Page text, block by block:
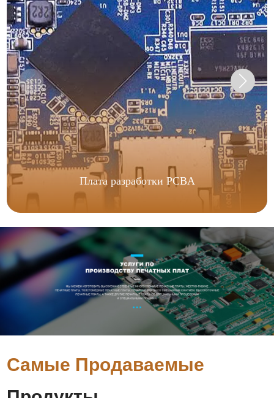
Плата разработки PCBA
Самые Продаваемые